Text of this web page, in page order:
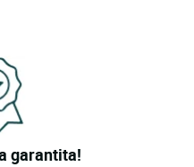
garantita!